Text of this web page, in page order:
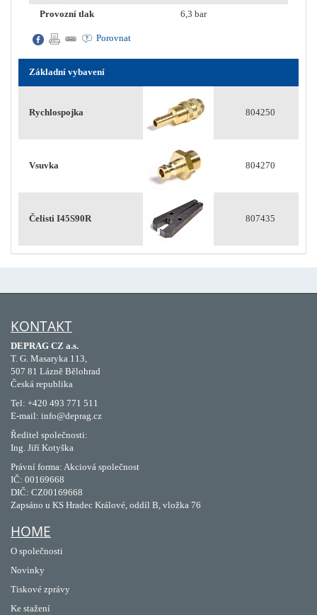
Provozní tlak
6,3 bar
Porovnat
Základní vybavení
Rychlospojka 804250
Vsuvka 804270
Čelisti I45S90R 807435
KONTAKT
DEPRAG CZ a.s.
T. G. Masaryka 113,
507 81 Lázně Bělohrad
Česká republika
Tel: +420 493 771 511
E-mail: info@deprag.cz
Ředitel společnosti:
Ing. Jiří Kotyška
Právní forma: Akciová společnost
IČ: 00169668
DIČ: CZ00169668
Zapsáno u KS Hradec Králové, oddíl B, vložka 76
HOME
O společnosti
Novinky
Tiskové zprávy
Ke stažení